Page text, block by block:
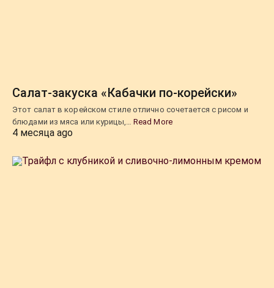
Салат-закуска «Кабачки по-корейски»
Этот салат в корейском стиле отлично сочетается с рисом и
блюдами из мяса или курицы,… Read More
4 месяца ago